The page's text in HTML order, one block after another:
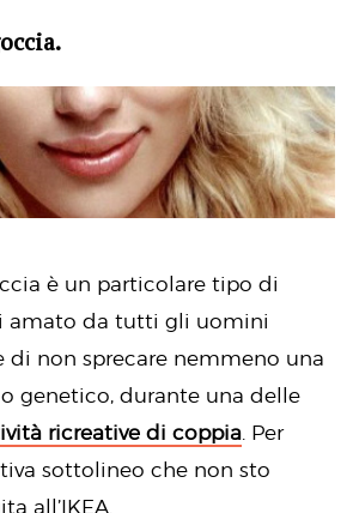
è un particolare tipo di
amato da tutti gli uomini
di non sprecare nemmeno una
genetico, durante una delle
ricreative di coppia. Per
sottolineo che non sto
all’IKEA.